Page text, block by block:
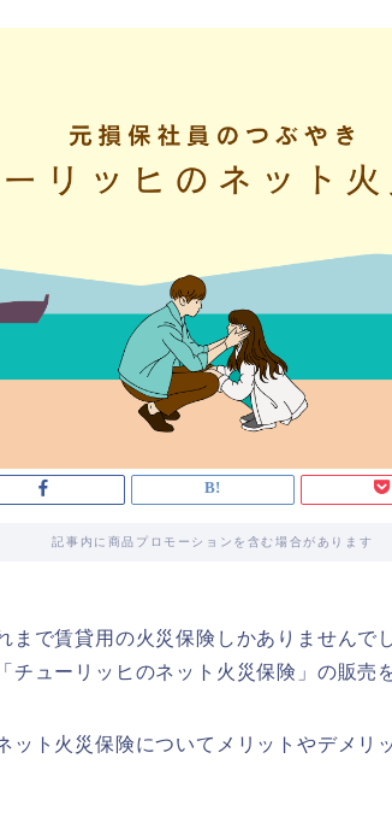
記事内に商品プロモーションを含む場合があります
まで賃貸用の火災保険しかありませんで
チューリッヒのネット火災保険」の販売
ット火災保険についてメリットやデメリ